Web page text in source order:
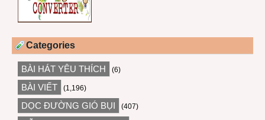
Categories
BÀI HÁT YÊU THÍCH (6)
BÀI VIẾT (1,196)
DỌC ĐƯỜNG GIÓ BỤI (407)